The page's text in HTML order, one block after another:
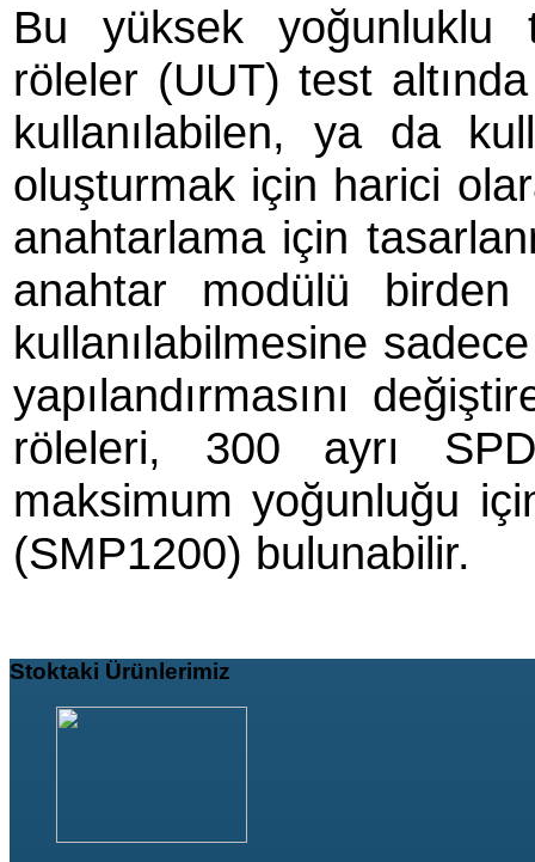
Bu yüksek yoğunluklu
röleler (UUT) test
kullanılabilen, ya da
oluşturmak için harici
anahtarlama için
anahtar modülü
kullanılabilmesine
yapılandırmasını
röleleri, 300 ayrı
maksimum yoğunluğu
(SMP1200) bulunabilir.
Stoktaki Ürünlerimiz